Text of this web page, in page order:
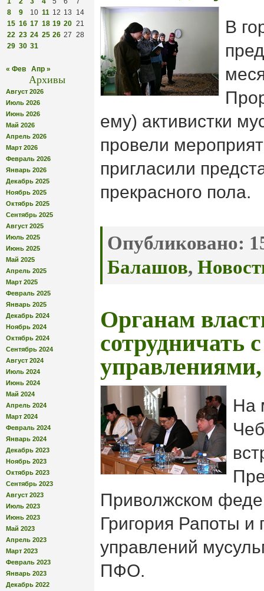
8
9 10 11 12 13
14
15 16 17 18 19 20 21
22 23 24 25 26 27 28
29 30 31
« Фев Апр »
Архивы
Август 2026
Июль 2026
Июнь 2026
Май 2026
Апрель 2026
Март 2026
Февраль 2026
Январь 2026
Декабрь 2025
Ноябрь 2025
Октябрь 2025
Сентябрь 2025
Август 2025
Июль 2025
Июнь 2025
Май 2025
Апрель 2025
Март 2025
Февраль 2025
Январь 2025
Декабрь 2024
Ноябрь 2024
Октябрь 2024
Сентябрь 2024
Август 2024
Июль 2024
Июнь 2024
Май 2024
Апрель 2024
Март 2024
Февраль 2024
Январь 2024
Декабрь 2023
Ноябрь 2023
Октябрь 2023
Сентябрь 2023
Август 2023
Июль 2023
Июнь 2023
Май 2023
Апрель 2023
Март 2023
Февраль 2023
Январь 2023
Декабрь 2022
В
ему) активистки
провели
пригласили
прекрасного пола.
Опубликовано:
Балашов,
Органам
сотрудничать
На
Приволжском
Григория Рапоты и
управлений
ПФО.